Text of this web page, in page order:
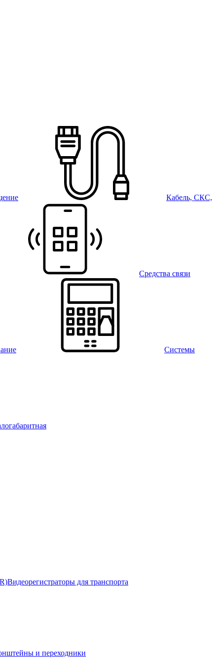
Кабель, СКС,
Средства связи
Системы
Видеорегистраторы для транспорта
и переходники